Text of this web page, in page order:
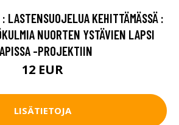
LASTENSUOJELUA KEHITTÄMÄSSÄ :
NUORTEN YSTÄVIEN LAPSI
-PROJEKTIIN
12 EUR
LISÄTIETOJA